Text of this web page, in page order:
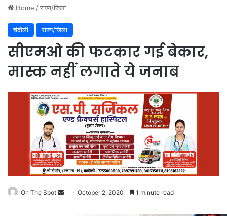
Home /राज्य/जिला
चंदौली राज्य/जिला
सीएमओ की फटकार गई बेकार,
मास्क नहीं लगाते ये जनाब
On The Spot
SendOctober 2, 2020 1 minute read